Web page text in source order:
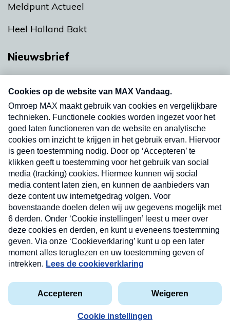
Meldpunt Actueel
Heel Holland Bakt
Nieuwsbrief
nieuwsbrief. Elke vrijdag- en dinsdagochtend in
uw mailbox.
Verzend
Privacyverklaring
Cookieverklaring
Kwetsbaarheid melden
Copyright © 2026 MAX Vandaag - Omroep MAX
Nieuwsbrief
Neem hier een gratis abonnement op onze
nieuwsbrief. Elke vrijdag- en dinsdagochtend in uw